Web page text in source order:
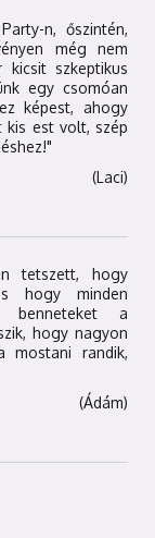
n, őszintén,
még nem
szkeptikus
egy csomóan
képest, ahogy
kis est volt, szép
(Laci)
tetszett, hogy
hogy minden
benneteket a
hogy nagyon
mostani randik,
(Ádám)